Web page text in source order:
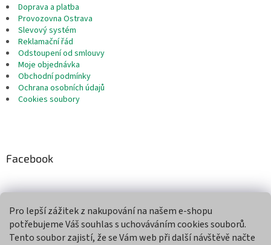
Pro lepší zážitek z nakupování na našem e-shopu
potřebujeme Váš souhlas s uchováváním cookies souborů.
Tento soubor zajistí, že se Vám web při další návštěvě načte
Doprava a platba
Provozovna Ostrava
Slevový systém
Reklamační řád
Odstoupení od smlouvy
Moje objednávka
Obchodní podmínky
Ochrana osobních údajů
Cookies soubory
Facebook
Přijímáme online platby